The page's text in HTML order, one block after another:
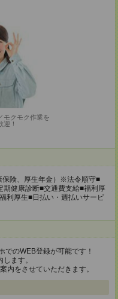
モクモク作業を
！
保険、厚生年金）※法令順守■
健康診断■交通費支給■福利厚
利厚生■日払い・週払いサービ
でのWEB登録が可能です！
ます。
をさせていただきます。